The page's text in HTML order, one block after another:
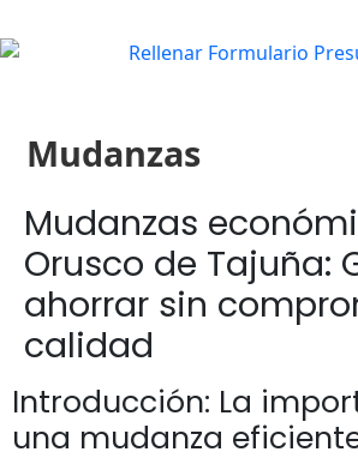
Mudanzas
Mudanzas
Orusco de Tajuña:
ahorrar sin
calidad
Introducción: La
una mudanza